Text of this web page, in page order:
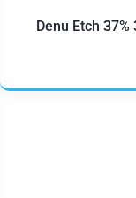
Denu Etch